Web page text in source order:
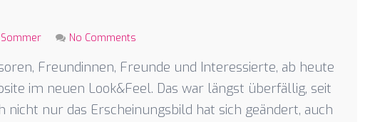
No Comments
Freundinnen, Freunde und Interessierte, ab heute
im neuen Look&Feel. Das war längst überfällig, seit
nicht nur das Erscheinungsbild hat sich geändert, auch